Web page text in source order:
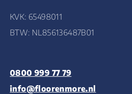
KVK: 65498011
BTW: NL856136487B01
0800 999 77 79
info@floorenmore.nl